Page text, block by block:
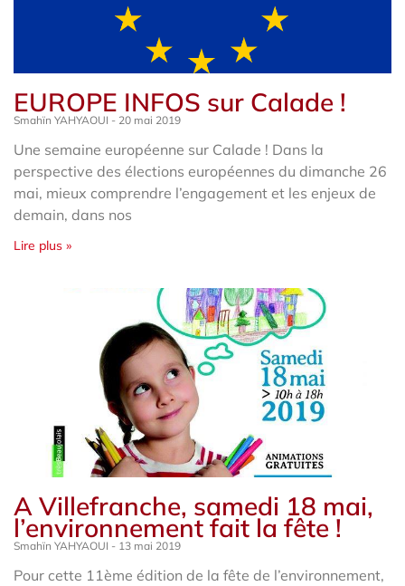
EUROPE INFOS sur Calade !
Smahïn YAHYAOUI 20 mai 2019
Une semaine européenne sur Calade ! Dans la
perspective des élections européennes du dimanche 26
mai, mieux comprendre l’engagement et les enjeux de
demain, dans nos
Lire plus »
A Villefranche, samedi 18 mai,
l’environnement fait la fête !
Smahïn YAHYAOUI 13 mai 2019
Pour cette 11ème édition de la fête de l’environnement,